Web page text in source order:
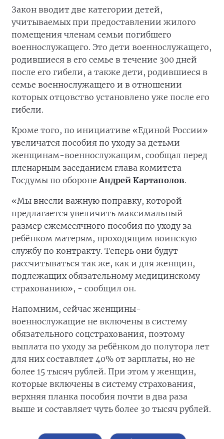
Закон вводит две категории детей,
учитываемых при предоставлении жилого
помещения членам семьи погибшего
военнослужащего. Это дети военнослужащего,
родившиеся в его семье в течение 300 дней
после его гибели, а также дети, родившиеся в
семье военнослужащего и в отношении
которых отцовство установлено уже после его
гибели.
Кроме того, по инициативе «Единой России»
увеличатся пособия по уходу за детьми
женщинам-военнослужащим, сообщал перед
пленарным заседанием глава комитета
Госдумы по оборонеАндрей Картаполов.
«Мы внесли важную поправку, которой
предлагается увеличить максимальный
размер ежемесячного пособия по уходу за
ребёнком матерям, проходящим воинскую
службу по контракту. Теперь они будут
рассчитываться так же, как и для женщин,
подлежащих обязательному медицинскому
страхованию», - сообщил он.
Напомним, сейчас женщины-
военнослужащие не включены в систему
обязательного соцстрахования, поэтому
выплата по уходу за ребёнком до полутора лет
для них составляет 40% от зарплаты, но не
более 15 тысяч рублей. При этом у женщин,
которые включены в систему страхования,
верхняя планка пособия почти в два раза
выше и составляет чуть более 30 тысяч рублей.